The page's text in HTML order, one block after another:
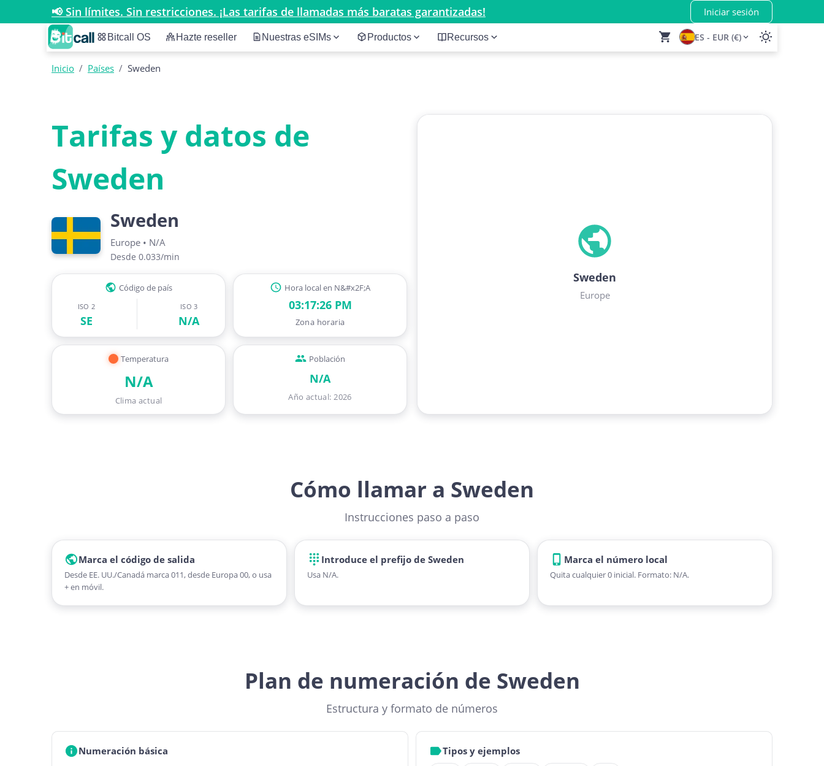
📢 Sin límites. Sin restricciones. ¡Las tarifas de llamadas más baratas garantizadas! Iniciar sesión
Bitcall OS Hazte reseller Nuestras eSIMs Productos Recursos ES - EUR (€)
Inicio / Países / Sweden
Tarifas y datos de
Sweden
Sweden
Europe • N/A
Desde 0.033/min
Código de país
ISO 2
SE
ISO 3
N/A
Hora local en N&#x2F;A
03:17:26 PM
Zona horaria
Temperatura
N/A
Clima actual
Población
N/A
Año actual: 2026
Sweden
Europe
Cómo llamar a Sweden
Instrucciones paso a paso
Marca el código de salida
Desde EE. UU./Canadá marca 011, desde Europa 00, o usa
+ en móvil.
Introduce el prefijo de Sweden
Usa N/A.
Marca el número local
Quita cualquier 0 inicial. Formato: N/A.
Plan de numeración de Sweden
Estructura y formato de números
Numeración básica Tipos y ejemplos